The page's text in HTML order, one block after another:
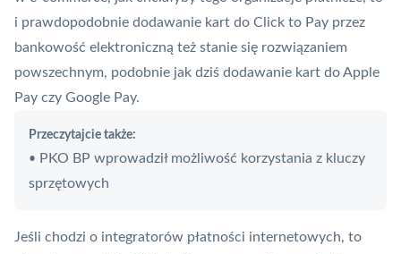
i prawdopodobnie dodawanie kart do Click to Pay przez
bankowość elektroniczną też stanie się rozwiązaniem
powszechnym, podobnie jak dziś dodawanie kart doApple
Pay czy Google Pay.
Przeczytajcie także:
• PKO BP wprowadził możliwość korzystania z kluczy
sprzętowych
Jeśli chodzi o integratorów płatności internetowych, to